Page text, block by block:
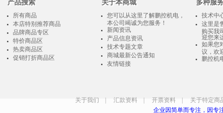
产品搜索
所有商品
本店特别推荐商品
品牌商品专区
特价商品区
热卖商品区
促销打折商品区
关于本商城
您可以从这里了解鹏控机电，
本公司竭诚为您服务！
新闻资讯
产品信息资讯
技术专题文章
商城最新公告通知
友情链接
多种服
技术中
这里是
购买我
迎您来
如果您
议，欢
鹏控机
关于我们 汇款资料 开票资料
关于特定商
企业因简单而专注，因专